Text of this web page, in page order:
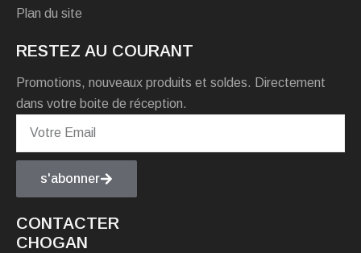
Plan du site
RESTEZ AU COURANT
Promotions, nouveaux produits et soldes. Directement
dans votre boite de réception.
s'abonner
CONTACTER
CHOGAN